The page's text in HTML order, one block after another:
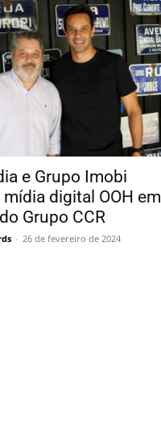
e Grupo Imobi
digital OOH em
Grupo CCR
- 26 de fevereiro de 2024